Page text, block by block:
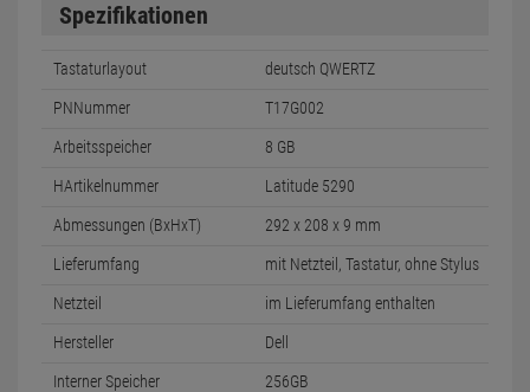
Spezifikationen
Tastaturlayout deutsch QWERTZ
PNNummer T17G002
Arbeitsspeicher 8 GB
HArtikelnummer Latitude 5290
Abmessungen (BxHxT) 292 x 208 x 9 mm
Lieferumfang mit Netzteil, Tastatur, ohne Stylus
Netzteil im Lieferumfang enthalten
Hersteller Dell
Interner Speicher 256GB